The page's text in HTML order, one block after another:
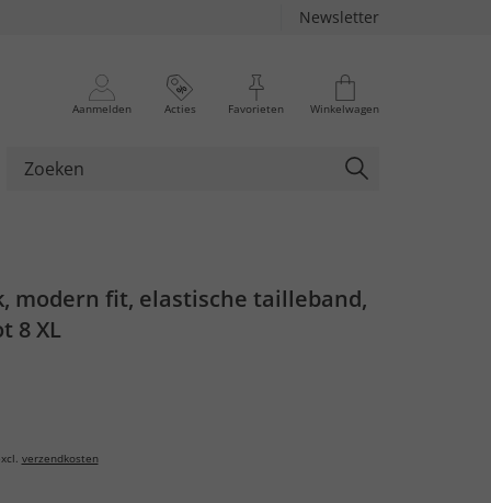
Newsletter
Aanmelden Acties Favorieten Winkelwagen
modern fit, elastische tailleband,
8 XL
verzendkosten